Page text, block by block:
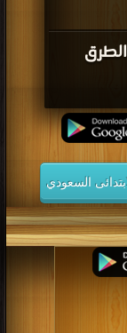
السعودي